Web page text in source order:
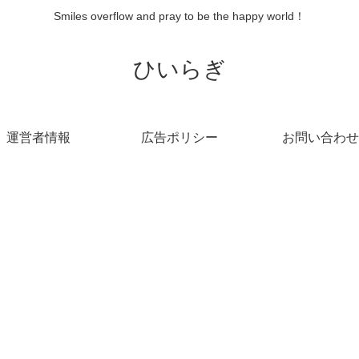
Smiles overflow and pray to be the happy world！
ひいらぎ
運営者情報 広告ポリシー お問い合わせ